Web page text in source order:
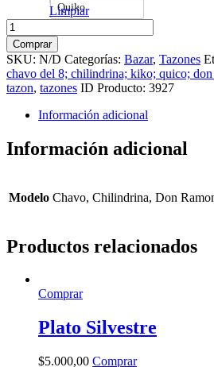
Quiko
Limpiar
Tazón
Chavo
del
8
cantidad
Comprar
SKU: N/D Categorías: Bazar, Tazones
chavo del 8; chilindrina; kiko; quico;
tazon, tazones ID Producto: 3927
Información adicional
Información adicional
Modelo Chavo, Chilindrina, Don
Productos relacionados
Comprar
Plato Silvestre
$5.000,00 Comprar